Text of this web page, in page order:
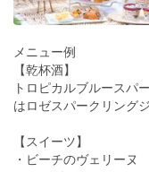
メニュー例
【乾杯酒】
トロピカルブルース
はロゼスパークリング
【スイーツ】
・ビーチのヴェリーヌ